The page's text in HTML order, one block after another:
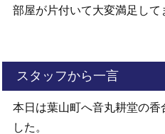
部屋が片付いて大変満足して
スタッフから一言
本日は葉山町へ音丸耕堂の香
した。